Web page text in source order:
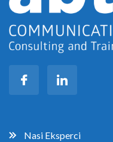
Nasi Eksperci